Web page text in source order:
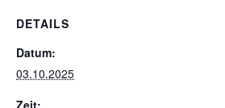
DETAILS
Datum:
03.10.2025
Zeit: